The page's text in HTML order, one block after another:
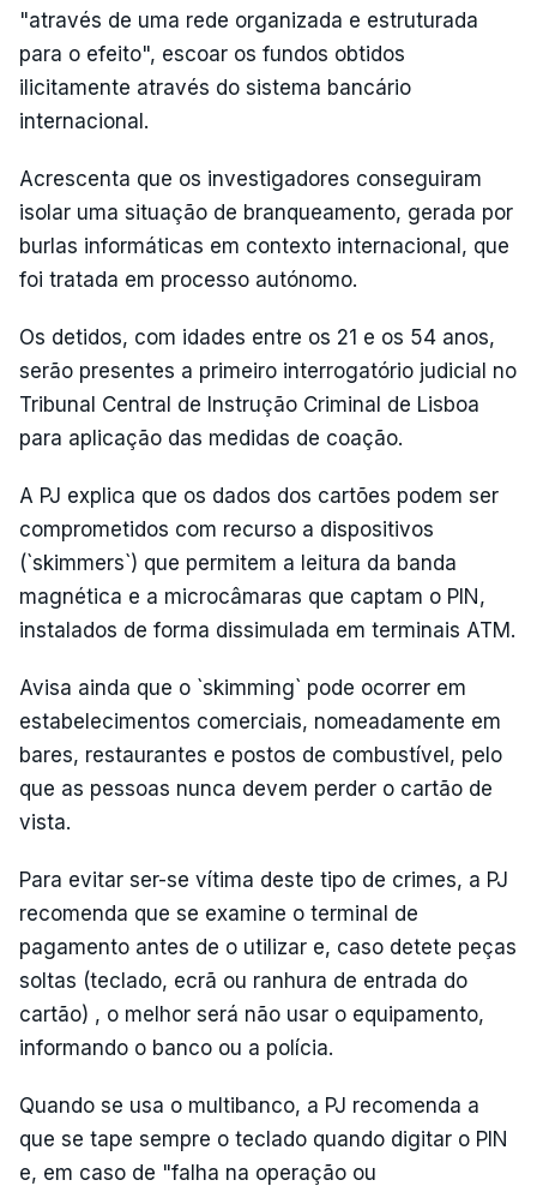
"através de uma rede organizada e estruturada
para o efeito", escoar os fundos obtidos
ilicitamente através do sistema bancário
internacional.
Acrescenta que os investigadores conseguiram
isolar uma situação de branqueamento, gerada por
burlas informáticas em contexto internacional, que
foi tratada em processo autónomo.
Os detidos, com idades entre os 21 e os 54 anos,
serão presentes a primeiro interrogatório judicial no
Tribunal Central de Instrução Criminal de Lisboa
para aplicação das medidas de coação.
A PJ explica que os dados dos cartões podem ser
comprometidos com recurso a dispositivos
(`skimmers`) que permitem a leitura da banda
magnética e a microcâmaras que captam o PIN,
instalados de forma dissimulada em terminais ATM.
Avisa ainda que o `skimming` pode ocorrer em
estabelecimentos comerciais, nomeadamente em
bares, restaurantes e postos de combustível, pelo
que as pessoas nunca devem perder o cartão de
vista.
Para evitar ser-se vítima deste tipo de crimes, a PJ
recomenda que se examine o terminal de
pagamento antes de o utilizar e, caso detete peças
soltas (teclado, ecrã ou ranhura de entrada do
cartão) , o melhor será não usar o equipamento,
informando o banco ou a polícia.
Quando se usa o multibanco, a PJ recomenda a
que se tape sempre o teclado quando digitar o PIN
e, em caso de "falha na operação ou